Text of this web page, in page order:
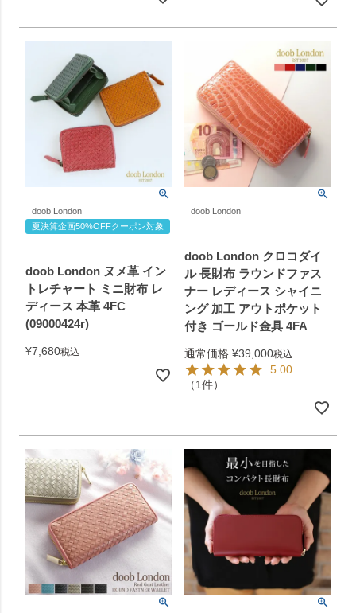
doob London
夏決算企画50%OFFクーポン対象
doob London ヌメ革 イン
トレチャート ミニ財布 レ
ディース 本革 4FC
(09000424r)
¥7,680税込
doob London
doob London クロコダイ
ル 長財布 ラウンドファス
ナー レディース シャイニ
ング 加工 アウトポケット
付き ゴールド金具 4FA
通常価格 ¥39,000税込
5.00
（1件）